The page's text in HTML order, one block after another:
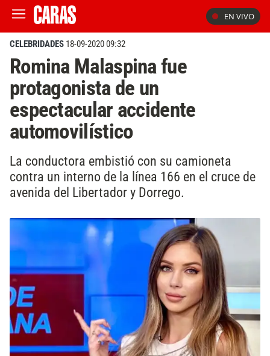
EN VIVO
CELEBRIDADES 18-09-2020 09:32
Romina Malaspina fue
protagonista de un
espectacular accidente
automovilístico
La conductora embistió con su camioneta
contra un interno de la línea 166 en el cruce de
avenida del Libertador y Dorrego.